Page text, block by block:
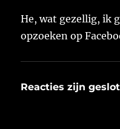
He, wat gezellig, ik
opzoeken op
Reacties zijn